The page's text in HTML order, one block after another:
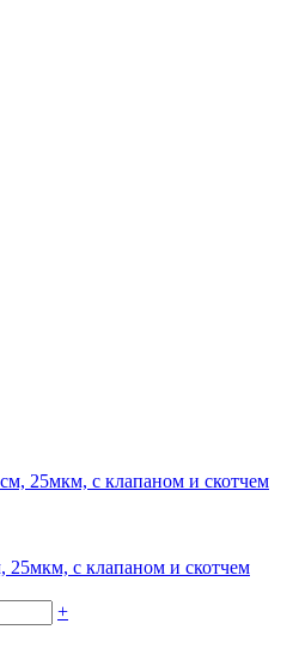
с клапаном и скотчем
+